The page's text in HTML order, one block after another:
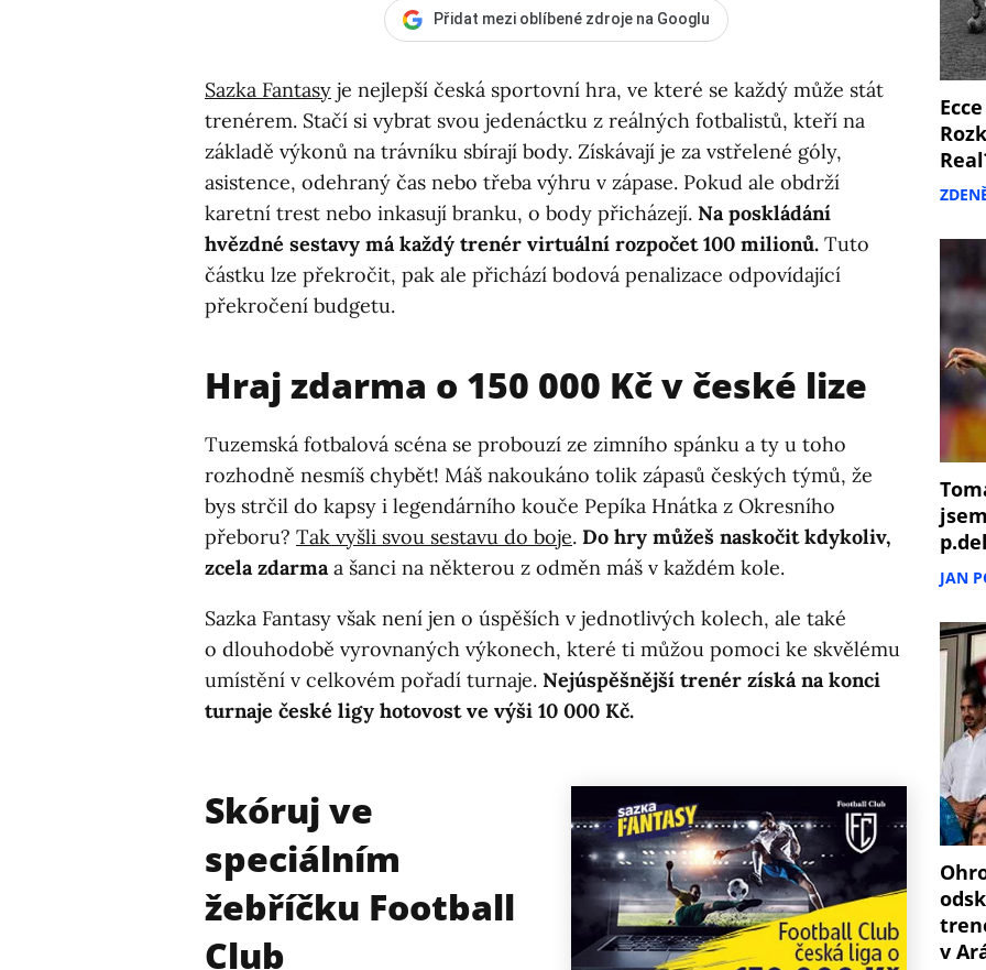
Přidat mezi oblíbené zdroje na Googlu
Sazka Fantasy je nejlepší česká sportovní hra, ve které se každý může stát
trenérem. Stačí si vybrat svou jedenáctku z reálných fotbalistů, kteří na
základě výkonů na trávníku sbírají body. Získávají je za vstřelené góly,
asistence, odehraný čas nebo třeba výhru v zápase. Pokud ale obdrží
karetní trest nebo inkasují branku, o body přicházejí. Na poskládání
hvězdné sestavy má každý trenér virtuální rozpočet 100 milionů. Tuto
částku lze překročit, pak ale přichází bodová penalizace odpovídající
překročení budgetu.
Hraj zdarma o 150 000 Kč v české lize
Tuzemská fotbalová scéna se probouzí ze zimního spánku a ty u toho
rozhodně nesmíš chybět! Máš nakoukáno tolik zápasů českých týmů, že
bys strčil do kapsy i legendárního kouče Pepíka Hnátka z Okresního
přeboru? Tak vyšli svou sestavu do boje. Do hry můžeš naskočit kdykoliv,
zcela zdarmaa šanci na některou z odměn máš v každém kole.
Sazka Fantasy však není jen o úspěších v jednotlivých kolech, ale také
o dlouhodobě vyrovnaných výkonech, které ti můžou pomoci ke skvělému
umístění v celkovém pořadí turnaje. Nejúspěšnější trenér získá na konci
turnaje české ligy hotovost ve výši 10 000 Kč.
Skóruj ve
speciálním
žebříčku Football
Club
p.del
JAN
v